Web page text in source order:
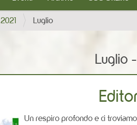
2021 Luglio
Luglio
Un respiro profondo e ci